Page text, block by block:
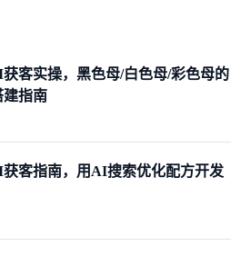
客实操，黑色母/白色母/彩色母的
指南
获客指南，用AI搜索优化配方开发